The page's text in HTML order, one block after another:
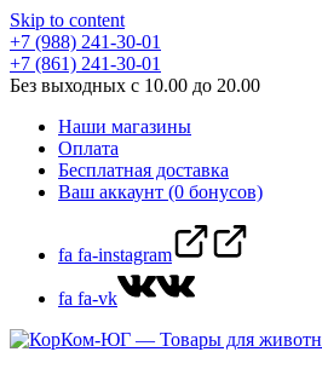
Skip to content
+7 (988) 241-30-01
+7 (861) 241-30-01
Без выходных с 10.00 до 20.00
Наши магазины
Оплата
Бесплатная доставка
Ваш аккаунт (0 бонусов)
fa fa-instagram
fa fa-vk